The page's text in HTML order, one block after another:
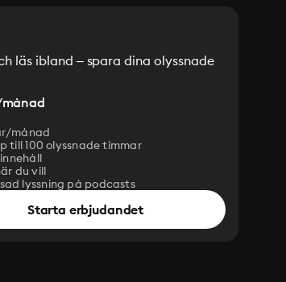
läs ibland – spara dina olyssnade
månad
till 100 olyssnade timmar
du vill
lyssning på podcasts
Starta erbjudandet